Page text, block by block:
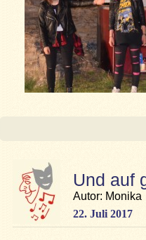
Und auf
Autor: Monika
22. Juli 2017